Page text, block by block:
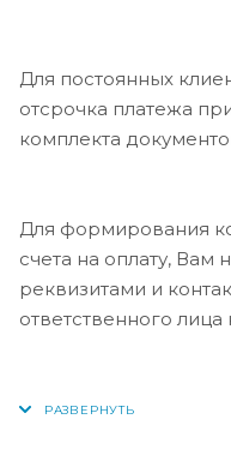
Для постоянных
отсрочка платежа
комплекта
Для формирования
счета на оплату, Вам
реквизитами и
ответственного лица